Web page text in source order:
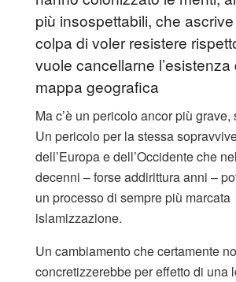
più insospettabili, che
colpa di voler resistere
vuole cancellarne l’esistenza
mappa geografica
Ma c’è un pericolo ancor più
Un pericolo per la stessa
dell’Europa e dell’Occidente che
decenni – forse addirittura anni –
un processo di sempre più marcata
islamizzazione.
Un cambiamento che certamente
concretizzerebbe per effetto di una